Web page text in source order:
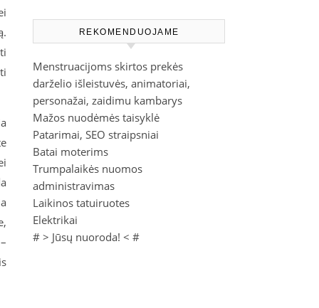
REKOMENDUOJAME
Menstruacijoms skirtos prekės
darželio išleistuvės, animatoriai,
personažai, zaidimu kambarys
Mažos nuodėmės taisyklė
Patarimai, SEO straipsniai
Batai moterims
Trumpalaikės nuomos
administravimas
Laikinos tatuiruotes
Elektrikai
# > Jūsų nuoroda! < #